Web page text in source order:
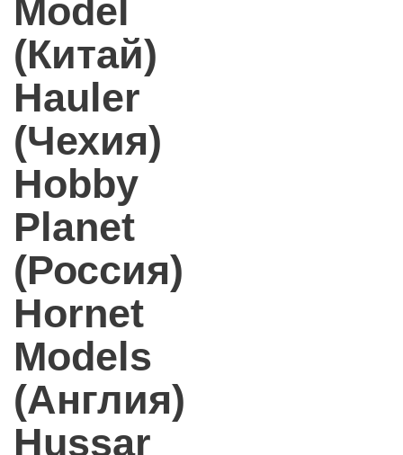
Model
(Китай)
Hauler
(Чехия)
Hobby
Planet
(Россия)
Hornet
Models
(Англия)
Hussar